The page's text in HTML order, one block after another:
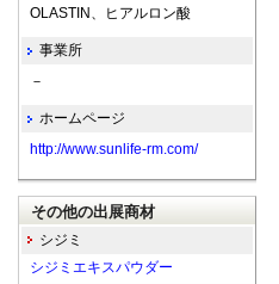
OLASTIN、ヒアルロン酸
事業所
－
ホームページ
http://www.sunlife-rm.com/
その他の出展商材
シジミ
シジミエキスパウダー